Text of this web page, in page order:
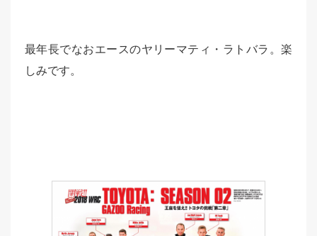
最年長でなおエースのヤリーマティ・ラトバラ。楽
しみです。